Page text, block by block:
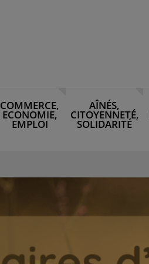
COMMERCE,
ECONOMIE,
EMPLOI
AÎNÉS,
CITOYENNETÉ,
SOLIDARITÉ